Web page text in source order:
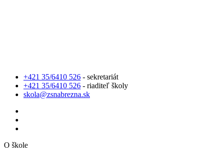
+421 35/6410 526 - sekretariát
+421 35/6410 526 - riaditeľ školy
skola@zsnabrezna.sk
O škole